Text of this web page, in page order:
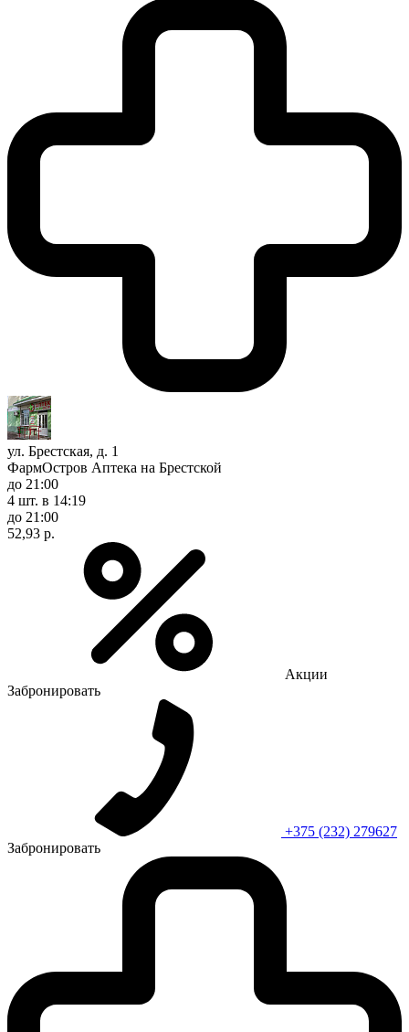
ул. Брестская, д. 1
ФармОстров Аптека на Брестской
до 21:00
4 шт. в 14:19
до 21:00
52,93 р.
Акции
Забронировать
+375 (232) 279627
Забронировать